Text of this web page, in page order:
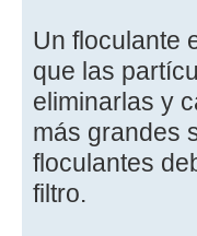
Un floculante
que las
eliminarlas y
más grandes
floculantes
filtro.